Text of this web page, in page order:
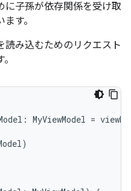
に子孫が依存関係を受け取
す。
読み込むためのリクエスト
: MyViewModel =
)